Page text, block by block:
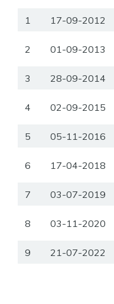
1 17-09-2012
2 01-09-2013
3 28-09-2014
4 02-09-2015
5 05-11-2016
6 17-04-2018
7 03-07-2019
8 03-11-2020
9 21-07-2022